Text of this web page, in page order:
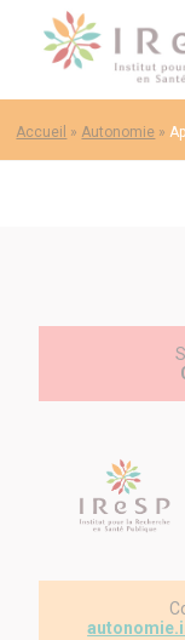
Accueil » Autonomie »